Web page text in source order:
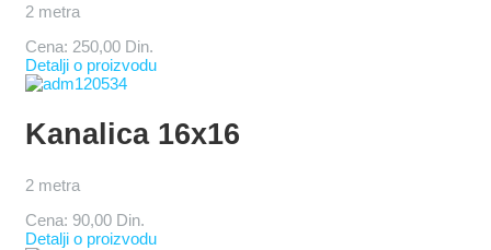
2 metra
Cena: 250,00 Din.
Detalji o proizvodu
Kanalica 16x16
2 metra
Cena: 90,00 Din.
Detalji o proizvodu